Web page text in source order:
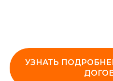
УЗНАТЬ